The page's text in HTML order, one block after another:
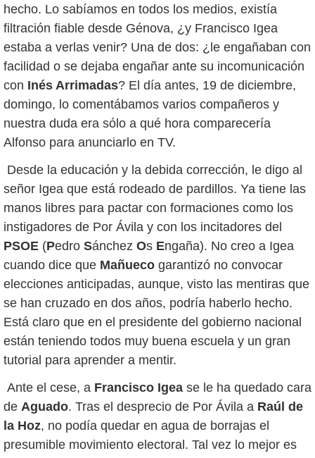
hecho. Lo sabíamos en todos los medios, existía
filtración fiable desde Génova, ¿y Francisco Igea
estaba a verlas venir? Una de dos: ¿le engañaban con
facilidad o se dejaba engañar ante su incomunicación
con Inés Arrimadas? El día antes, 19 de diciembre,
domingo, lo comentábamos varios compañeros y
nuestra duda era sólo a qué hora comparecería
Alfonso para anunciarlo en TV.
Desde la educación y la debida corrección, le digo al
señor Igea que está rodeado de pardillos. Ya tiene las
manos libres para pactar con formaciones como los
instigadores de Por Ávila y con los incitadores del
PSOE (Pedro Sánchez Os Engaña). No creo a Igea
cuando dice que Mañueco garantizó no convocar
elecciones anticipadas, aunque, visto las mentiras que
se han cruzado en dos años, podría haberlo hecho.
Está claro que en el presidente del gobierno nacional
están teniendo todos muy buena escuela y un gran
tutorial para aprender a mentir.
Ante el cese, a Francisco Igea se le ha quedado cara
de Aguado. Tras el desprecio de Por Ávila a Raúl de
la Hoz, no podía quedar en agua de borrajas el
presumible movimiento electoral. Tal vez lo mejor es